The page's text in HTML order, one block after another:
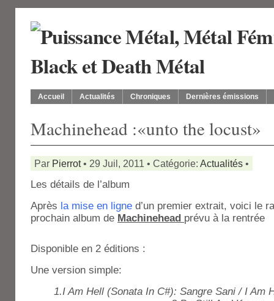
Accueil Actualités Chroniques Dernières émissions
Machinehead :«unto the locust»
Par Pierrot• 29 Juil, 2011 • Catégorie: Actualités •
Les détails de l’album
Après la mise en ligne d’un premier extrait, voici le
prochain album de Machinehead prévu à la rentrée
Disponible en 2 éditions :
Une version simple:
1.I Am Hell (Sonata In C#): Sangre Sani / I Am